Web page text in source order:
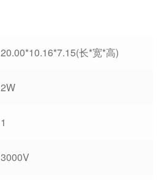
20.00*10.16*7.15(长*宽*高)
2W
1
3000V